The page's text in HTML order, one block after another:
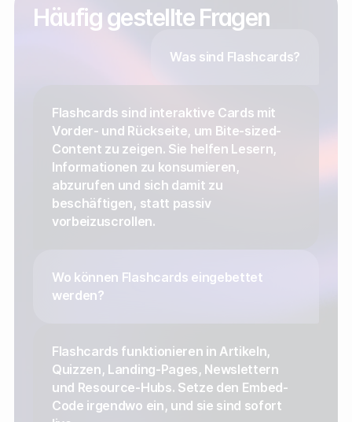
Häufig gestellte Fragen
Was sind Flashcards?
Flashcards sind interaktive Cards mit
Vorder- und Rückseite, um Bite-sized-
Content zu zeigen. Sie helfen Lesern,
Informationen zu konsumieren,
abzurufen und sich damit zu
beschäftigen, statt passiv
vorbeizuscrollen.
Wo können Flashcards eingebettet
werden?
Flashcards funktionieren in Artikeln,
Quizzen, Landing-Pages, Newslettern
und Resource-Hubs. Setze den Embed-
Code irgendwo ein, und sie sind sofort